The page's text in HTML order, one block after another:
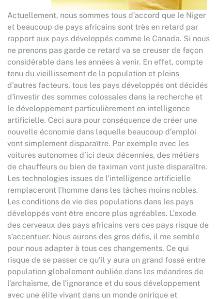
Actuellement, nous sommes tous d’accord que le Niger
et beaucoup de pays africains sont très en retard par
rapport aux pays développés comme le Canada. Si nous
ne prenons pas garde ce retard va se creuser de façon
considérable dans les années à venir. En effet, compte
tenu du vieillissement de la population et pleins
d’autres facteurs, tous les pays développés ont décidés
d'investir des sommes colossales dans la recherche et
le développement particulièrement en intelligence
artificielle. Ceci aura pour conséquence de créer une
nouvelle économie dans laquelle beaucoup d’emploi
vont simplement disparaître. Par exemple avec les
voitures autonomes d’ici deux décennies, des métiers
de chauffeurs ou bien de taximan vont juste disparaître.
Les technologies issues de l’intelligence artificielle
remplaceront l’homme dans les tâches moins nobles.
Les conditions de vie des populations dans les pays
développés vont être encore plus agréables. L’exode
des cerveaux des pays africains vers ces pays risque de
s'accentuer. Nous aurons des gros défis, il me semble
pour nous adapter à tous ces changements. Ce qui
risque de se passer ce qu’il y aura un grand fossé entre
population globalement oubliée dans les méandres de
l'archaïsme, de l’ignorance et du sous développement
avec une élite vivant dans un monde onirique et